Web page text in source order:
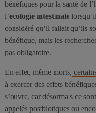
bénéfiques pour la santé de
l’écologie intestinale
considéré qu’il fallait qu’ils
bénéfique, mais les
pas obligatoire.
En effet, même morts,
à exercer des effets
s’ouvre, car désormais ce
appelés postbiotiques ou